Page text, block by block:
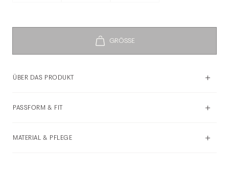
ÜBER DAS PRODUKT
PASSFORM & FIT
MATERIAL & PFLEGE